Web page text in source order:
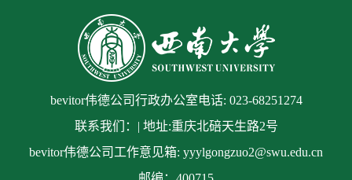
bevitor伟德公司行政办公室电话: 023-68251274
联系我们：| 地址:重庆北碚天生路2号
bevitor伟德公司工作意见箱: yyylgongzuo2@swu.edu.cn